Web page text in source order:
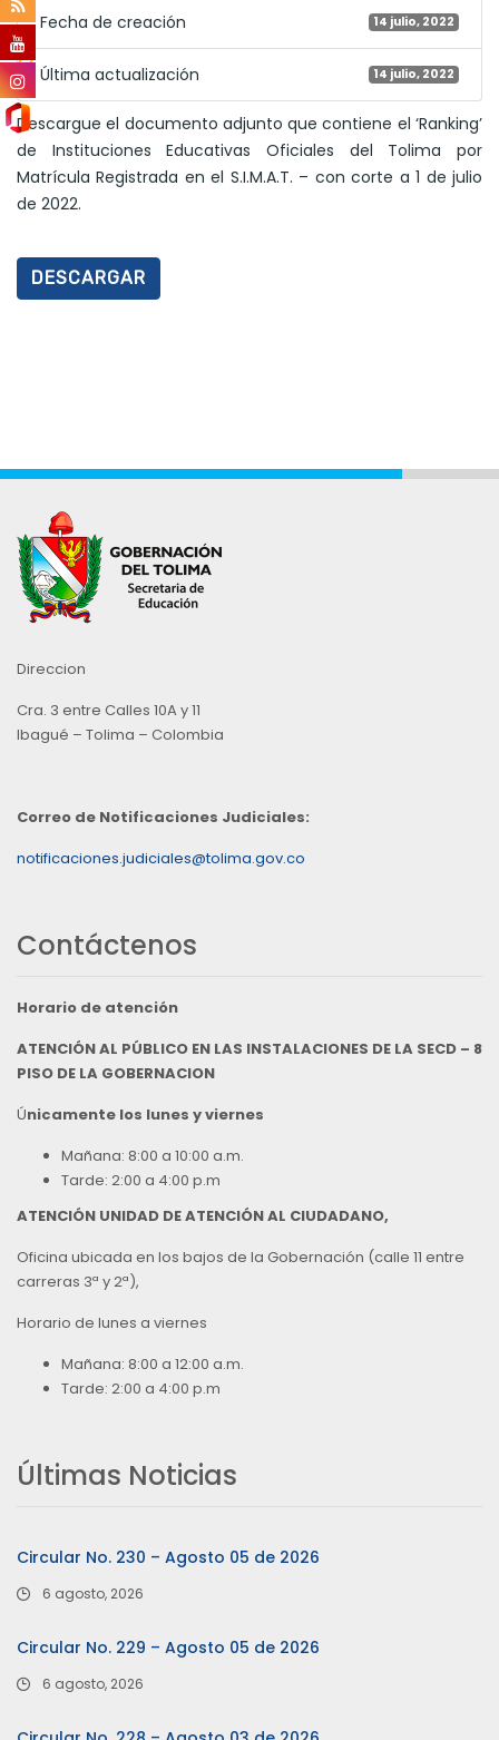
Fecha de creación 14 julio, 2022
Última actualización 14 julio, 2022
Descargue el documento adjunto que contiene el ‘Ranking’
de Instituciones Educativas Oficiales del Tolima por
Matrícula Registrada en el S.I.M.A.T. – con corte a 1 de julio
de 2022.
DESCARGAR
Direccion
Cra. 3 entre Calles 10A y 11
Ibagué – Tolima – Colombia
Correo de Notificaciones Judiciales:
notificaciones.judiciales@tolima.gov.co
Contáctenos
Horario de atención
ATENCIÓN AL PÚBLICO EN LAS INSTALACIONES DE LA SECD – 8
PISO DE LA GOBERNACION
Únicamente los lunes y viernes
Mañana: 8:00 a 10:00 a.m.
Tarde: 2:00 a 4:00 p.m
ATENCIÓN UNIDAD DE ATENCIÓN AL CIUDADANO,
Oficina ubicada en los bajos de la Gobernación (calle 11 entre
carreras 3ª y 2ª),
Horario de lunes a viernes
Mañana: 8:00 a 12:00 a.m.
Tarde: 2:00 a 4:00 p.m
Últimas Noticias
Circular No. 230 – Agosto 05 de 2026
6 agosto, 2026
Circular No. 229 – Agosto 05 de 2026
6 agosto, 2026